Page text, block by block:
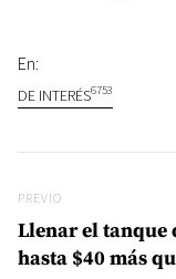
En:
DE INTERÉS6753
Previo
PREVIO
Llenar el tanque
hasta $40 más